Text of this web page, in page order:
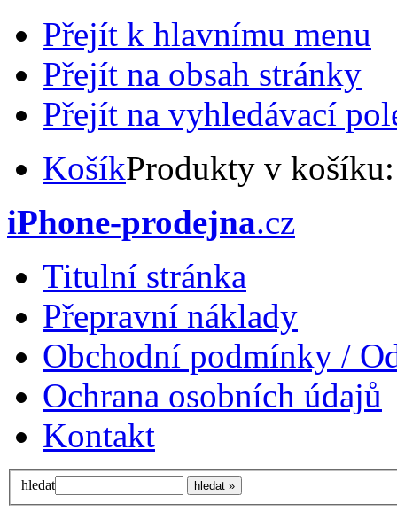
Přejít k hlavnímu menu
Přejít na obsah stránky
Přejít na vyhledávací
KošíkProdukty v
iPhone-prodejna.cz
Titulní stránka
Přepravní náklady
Obchodní podmínky /
Ochrana osobních údajů
Kontakt
hledat